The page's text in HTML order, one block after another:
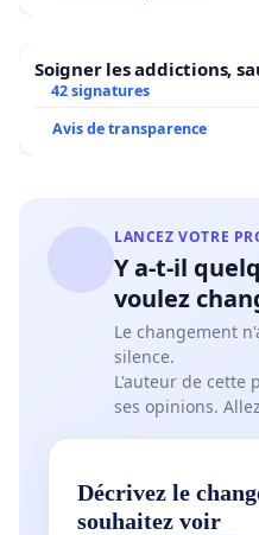
Soigner les addictions,
42 signatures
Avis de transparence
LANCEZ VOTRE
Y a-t-il
voulez
Le changement
silence.
L'auteur de cette
ses opinions.
Décrivez le
souhaitez voir